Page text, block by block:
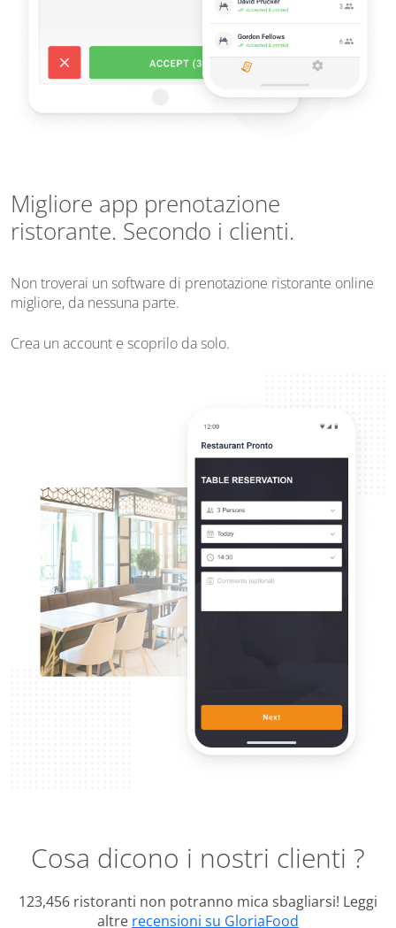
Migliore app prenotazione
ristorante. Secondo i clienti.
Non troverai un software di prenotazione ristorante online
migliore, da nessuna parte.
Crea un account e scoprilo da solo.
Cosa dicono i nostri clienti ?
123,456 ristoranti non potranno mica sbagliarsi! Leggi
altre recensioni su GloriaFood